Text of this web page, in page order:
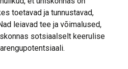
toetavad ja tunnustavad,
leiavad tee ja võimalused,
sotsiaalselt keerulise